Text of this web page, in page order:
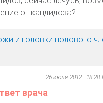
от кандидоза?
и головки полового
26 июля 2012 - 18:28
врача